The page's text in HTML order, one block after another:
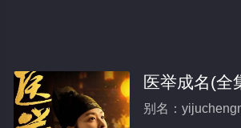
医举成名(全
别名：